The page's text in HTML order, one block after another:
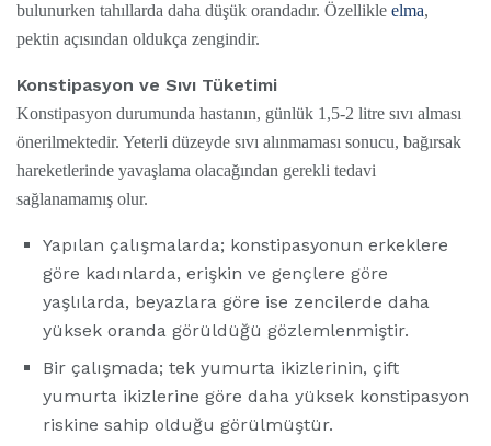
bulunurken tahıllarda daha düşük orandadır. Özellikle elma,
pektin açısından oldukça zengindir.
Konstipasyon ve Sıvı Tüketimi
Konstipasyon durumunda hastanın, günlük 1,5-2 litre sıvı alması
önerilmektedir. Yeterli düzeyde sıvı alınmaması sonucu, bağırsak
hareketlerinde yavaşlama olacağından gerekli tedavi
sağlanamamış olur.
Yapılan çalışmalarda; konstipasyonun erkeklere
göre kadınlarda, erişkin ve gençlere göre
yaşlılarda, beyazlara göre ise zencilerde daha
yüksek oranda görüldüğü gözlemlenmiştir.
Bir çalışmada; tek yumurta ikizlerinin, çift
yumurta ikizlerine göre daha yüksek konstipasyon
riskine sahip olduğu görülmüştür.